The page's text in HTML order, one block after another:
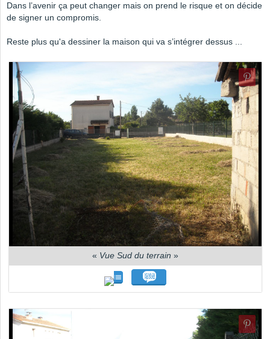
Dans l’avenir ça peut changer mais on prend le risque et on décide
de signer un compromis.
Reste plus qu'a dessiner la maison qui va s’intégrer dessus ...
« Vue Sud du terrain »